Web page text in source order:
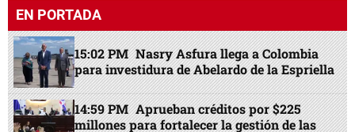
EN PORTADA
15:02 PM Nasry Asfura llega a Colombia
para investidura de Abelardo de la Espriella
14:59 PM Aprueban créditos por $225
millones para fortalecer la gestión de las